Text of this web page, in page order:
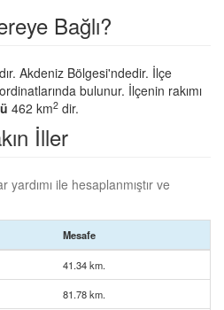
Bağlı?
Akdeniz Bölgesi'ndedir. İlçe
bulunur. İlçenin rakımı
462 km2 dir.
İller
ile hesaplanmıştır ve
Mesafe
41.34 km.
81.78 km.